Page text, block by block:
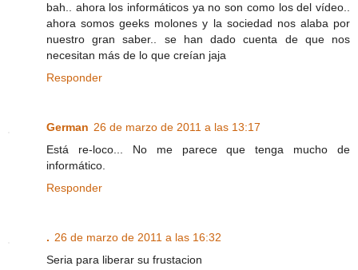
bah.. ahora los informáticos ya no son como los del vídeo..
ahora somos geeks molones y la sociedad nos alaba por
nuestro gran saber.. se han dado cuenta de que nos
necesitan más de lo que creían jaja
Responder
German 26 de marzo de 2011 a las 13:17
Está re-loco... No me parece que tenga mucho de
informático.
Responder
. 26 de marzo de 2011 a las 16:32
Seria para liberar su frustacion